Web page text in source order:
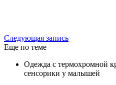
Следующая запись
Еще по теме
Одежда с термохромной
сенсорики у малышей